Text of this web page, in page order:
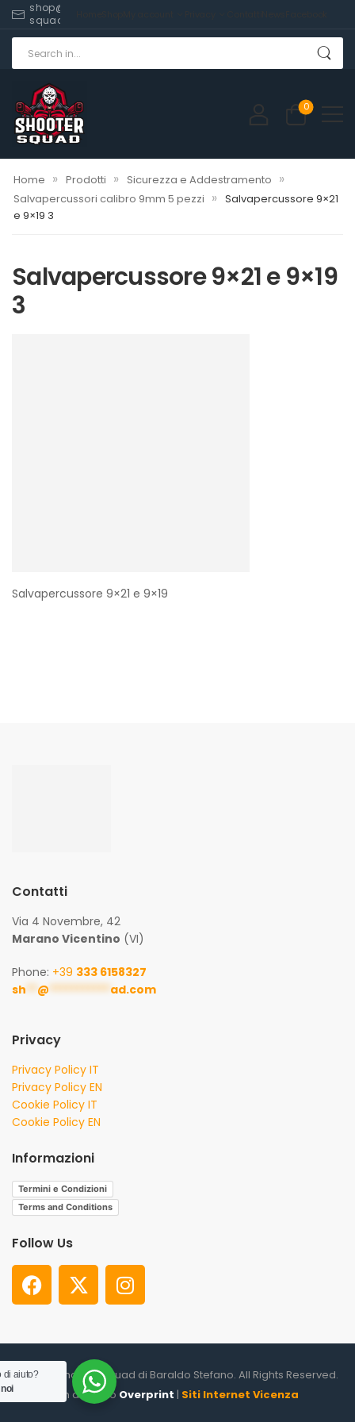
shop@shooter-
squad.com
0
Home » Prodotti » Sicurezza e Addestramento »
Salvapercussori calibro 9mm 5 pezzi » Salvapercussore 9×21
e 9×19 3
Salvapercussore 9×21 e 9×19
3
Salvapercussore 9×21 e 9×19
Contatti
Via 4 Novembre, 42
Marano Vicentino (VI)
Phone: +39 333 6158327
sh ** @ *********** ad.com
Privacy
Privacy Policy IT
Privacy Policy EN
Cookie Policy IT
Cookie Policy EN
Informazioni
Termini e Condizioni
Terms and Conditions
Follow Us
© 2026. Shooter Squad di Baraldo Stefano. All Rights Reserved.
un altro sito Overprint | Siti Internet Vicenza
di aiuto?